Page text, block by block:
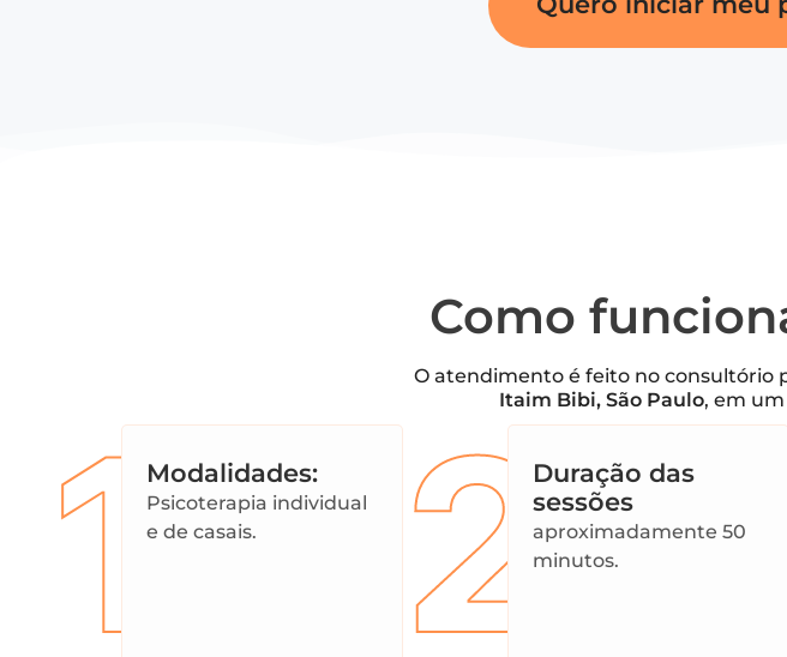
Como
O atendimento é feito no consultório
Itaim Bibi, São Paulo, em
1Modalidades:
Psicoterapia individual
e de casais.
2Duração das
sessões
aproximadamente 50
minutos.